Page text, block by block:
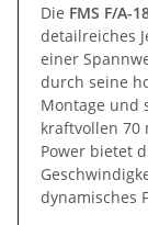
Die FMS F/A-
detailreiches
einer
durch seine
Montage und
kraftvollen 70
Power bietet
dynamisches